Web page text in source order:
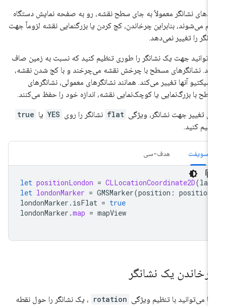
نشانگر معمولاً به جای سطح نقشه، رو به صفحه نمایش دستگاه
می‌شوند، بنابراین چرخاندن، کج کردن یا بزرگنمایی نقشه لزوماً جهت
را تغییر نمی‌دهد.
جهت یک نشانگر را طوری تنظیم کنید که نسبت به زمین صاف
نشانگرهای مسطح با چرخش نقشه می‌چرخند و با کج شدن نقشه،
آنها تغییر می‌کند. همانند نشانگرهای معمولی، نشانگرهای
با بزرگ‌نمایی یا کوچک‌نمایی نقشه، اندازه خود را حفظ می‌کنند.
تغییر جهت نشانگر، ویژگی flat نشانگر را روی YES یا true
کنید.
سویفت هدف-سی
let positionLondon = CLLocationCoordinate2D(
let londonMarker = GMSMarker(position:
londonMarker.isFlat = true
londonMarker. map = mapView
یک نشانگر
می‌توانید با تنظیم ویژگی rotation ، یک نشانگر را حول نقطه